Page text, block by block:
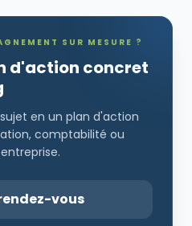
SUR MESURE ?
d'action concret
en un plan d'action
comptabilité ou
vous